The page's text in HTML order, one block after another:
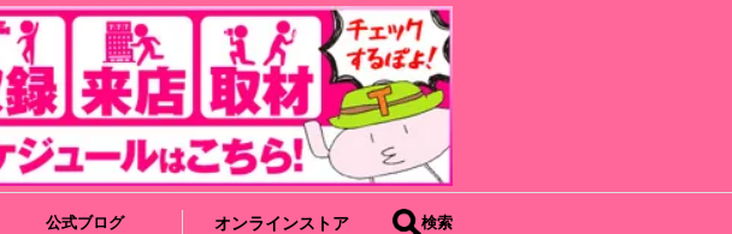
公式ブログ オンラインストア 検索